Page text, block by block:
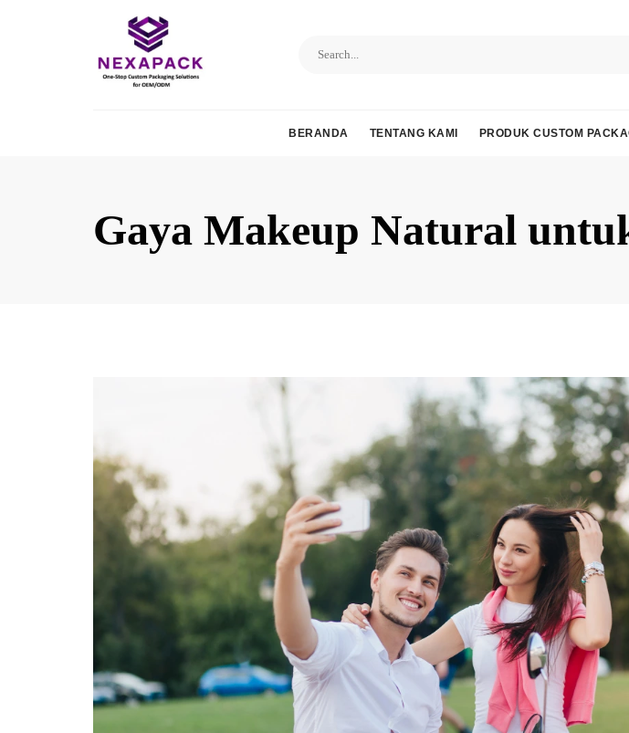
BERANDA TENTANG KAMI PRODUK CUSTOM
Gaya Makeup Natural